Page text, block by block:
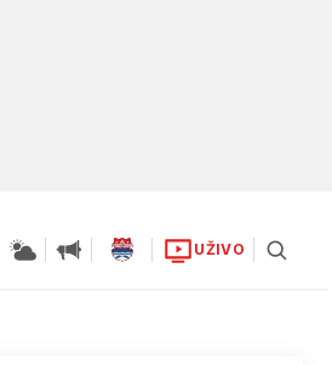
UŽIVO